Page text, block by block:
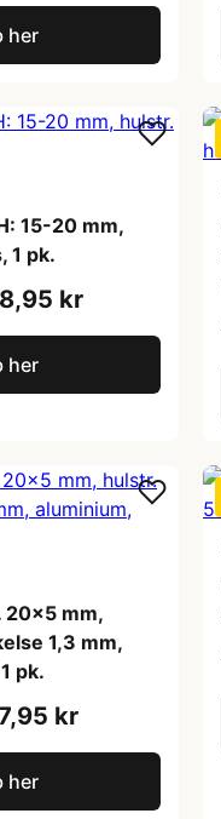
her
15-20 mm,
1 pk.
kr
her
20x5 mm,
1,3 mm,
pk.
kr
her